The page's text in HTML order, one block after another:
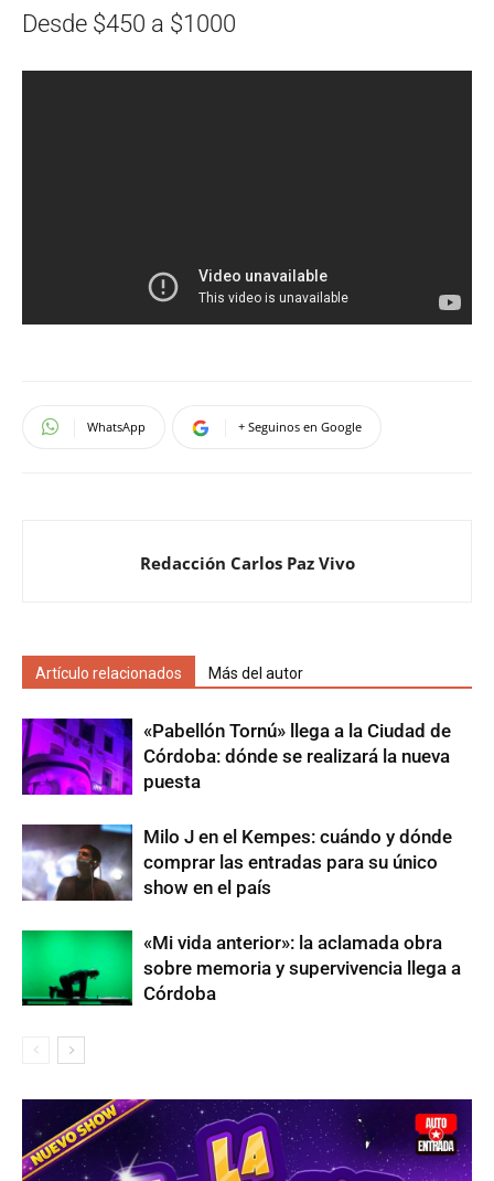
Desde $450 a $1000
WhatsApp + Seguinos en Google
Redacción Carlos Paz Vivo
Artículo relacionados Más del autor
«Pabellón Tornú» llega a la Ciudad de
Córdoba: dónde se realizará la nueva
puesta
Milo J en el Kempes: cuándo y dónde
comprar las entradas para su único
show en el país
«Mi vida anterior»: la aclamada obra
sobre memoria y supervivencia llega a
Córdoba